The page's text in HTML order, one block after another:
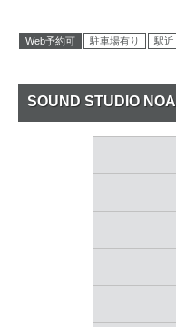
Web予約可 駐車場有り 駅近
SOUND STUDIO